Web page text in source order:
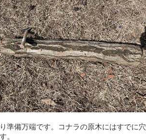
準備万端です。コナラの原木にはすでに穴
。